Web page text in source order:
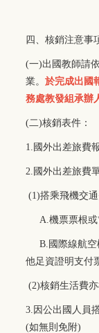
四、核銷注意事
(一)出國教師請
業。 於完成出國
務處教發組承辦
(二)核銷表件：
1. 國外出差旅費
2. 國外出差旅費
(1)搭乘飛機交通
A. 機票票根
B. 國際線航
他足資證明支付
(2)核銷生活費
3. 因公出國人員
(如無則免附)